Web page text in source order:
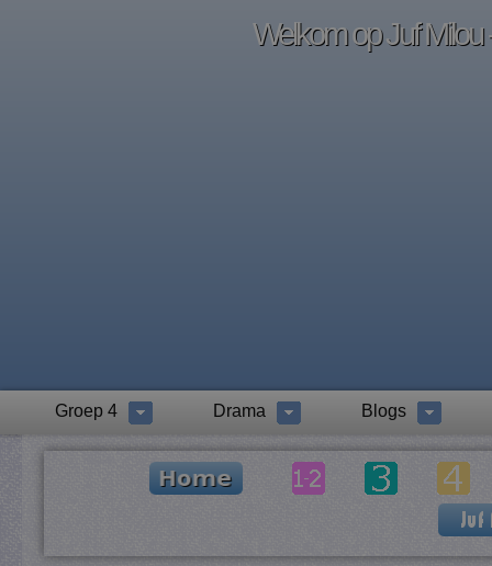
Welkom op Juf Milou
Groep 4 Drama Blogs